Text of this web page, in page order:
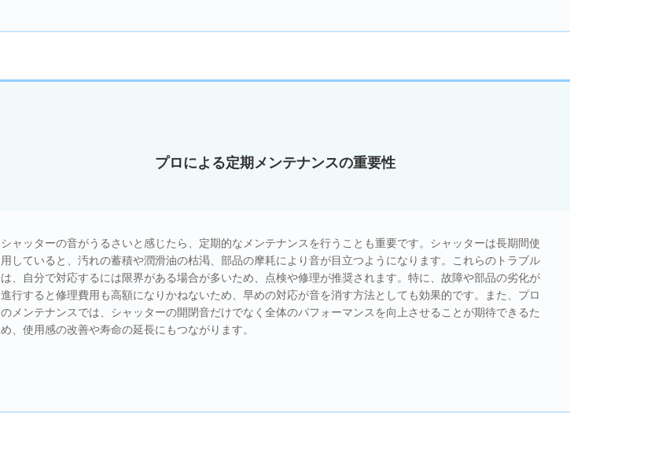
プロによる定期メンテナンスの重要性
シャッターの音がうるさいと感じたら、定期的なメンテナンスを行うことも重要です。シャッターは長期間使
用していると、汚れの蓄積や潤滑油の枯渇、部品の摩耗により音が目立つようになります。これらのトラブル
は、自分で対応するには限界がある場合が多いため、点検や修理が推奨されます。特に、故障や部品の劣化が
進行すると修理費用も高額になりかねないため、早めの対応が音を消す方法としても効果的です。また、プロ
のメンテナンスでは、シャッターの開閉音だけでなく全体のパフォーマンスを向上させることが期待できるた
め、使用感の改善や寿命の延長にもつながります。